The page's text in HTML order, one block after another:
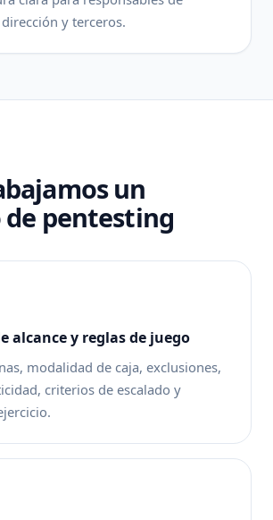
y terceros.
un
de pentesting
alcance y reglas de juego
modalidad de caja, exclusiones,
criterios de escalado y